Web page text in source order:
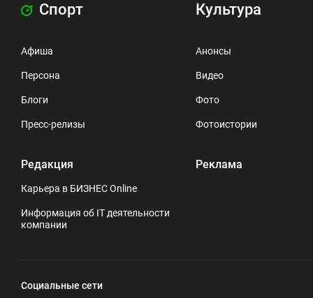
Спорт
Афиша
Персона
Блоги
Пресс-релизы
Редакция
Карьера в БИЗНЕС Online
Информация об IT деятельности
компании
Культура
Анонсы
Видео
Фото
Фотоистории
Реклама
Социальные сети